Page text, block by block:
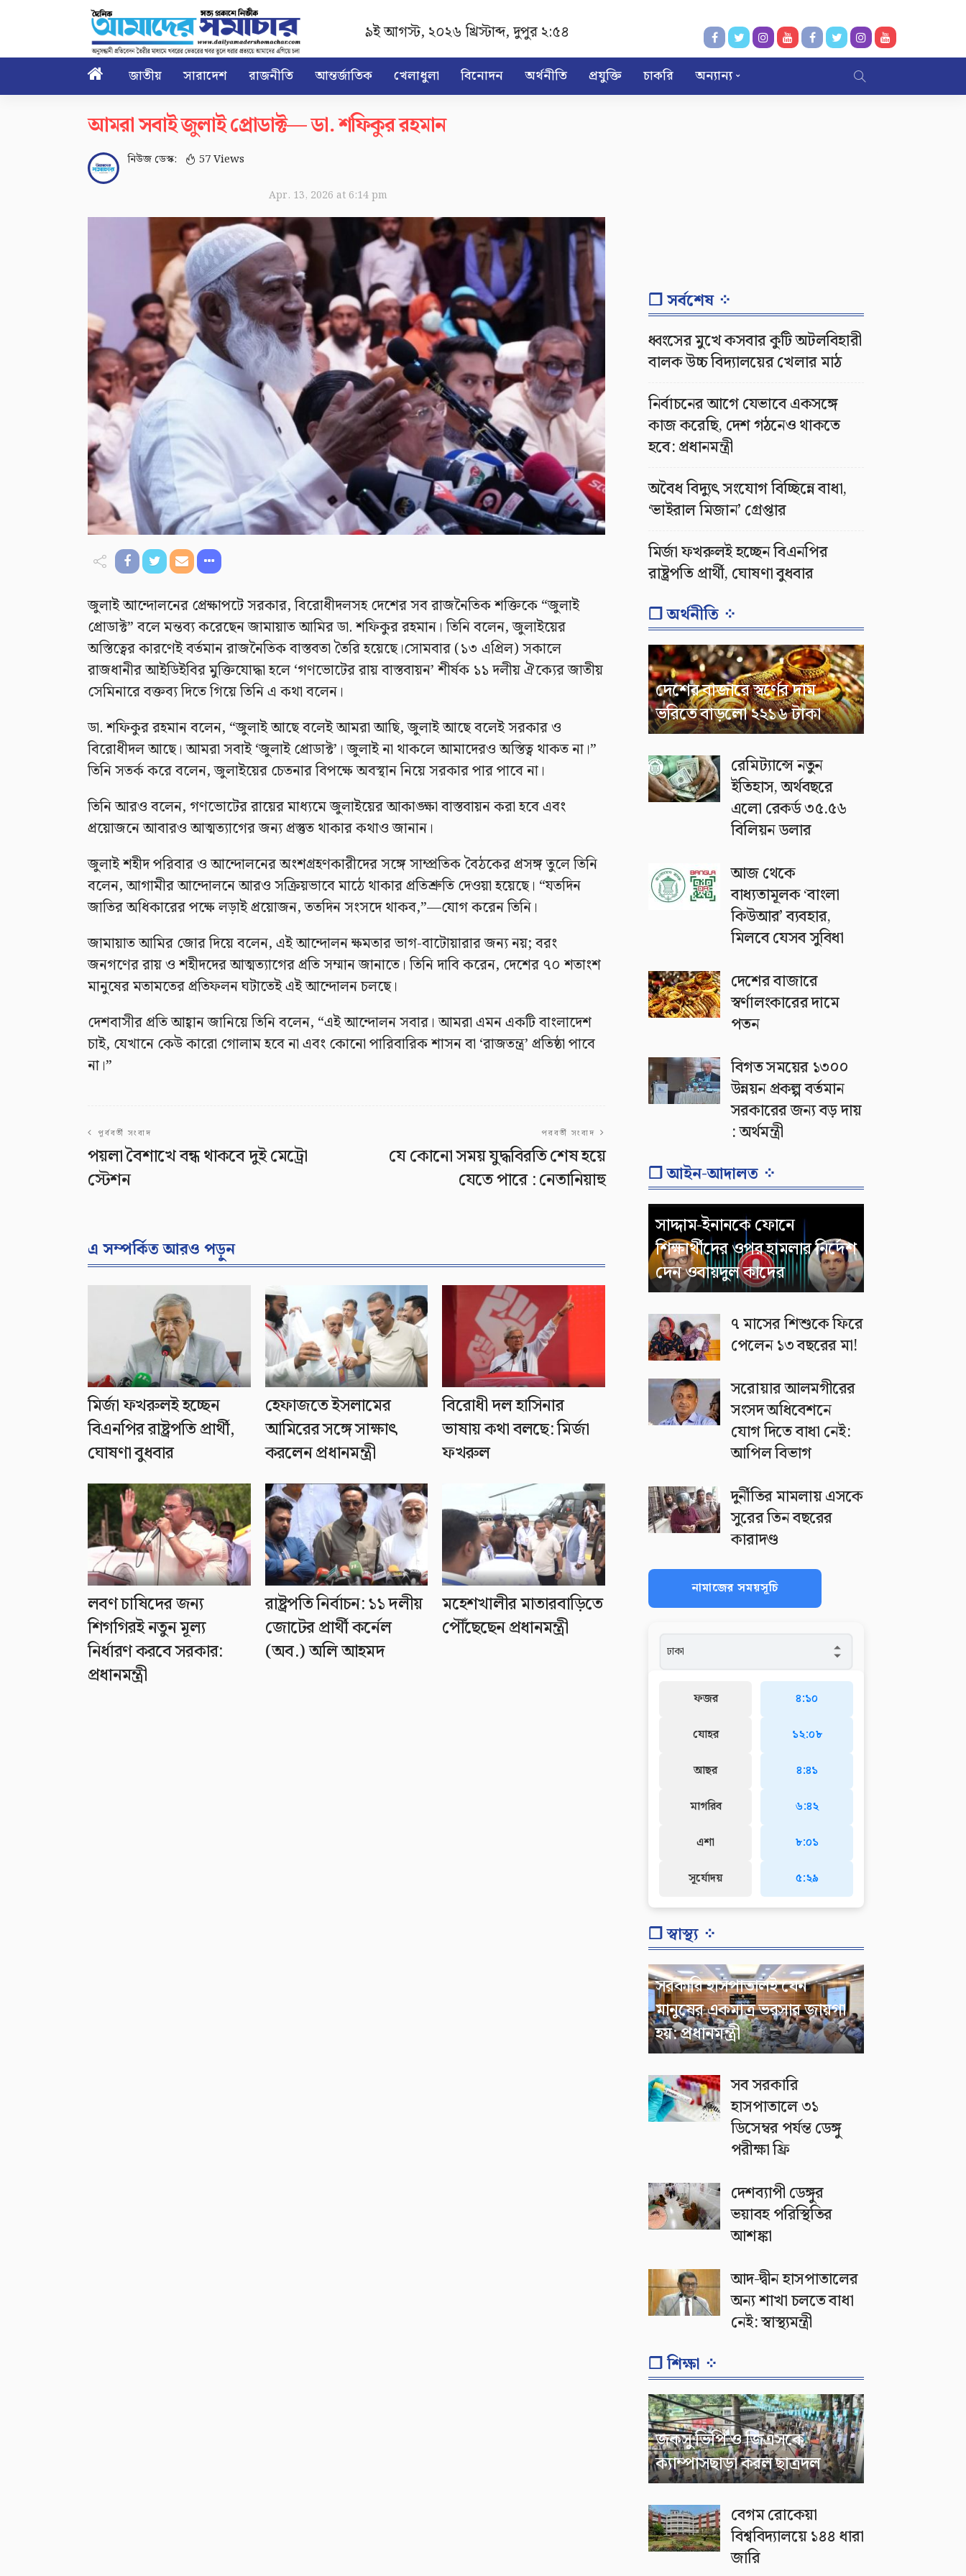
৯ই আগস্ট, ২০২৬ খ্রিস্টাব্দ,দুপুর ২:৫৪
 জাতীয় সারাদেশ রাজনীতি আন্তর্জাতিক খেলাধুলা বিনোদন অর্থনীতি প্রযুক্তি চাকরি অন্যান্য
আমরা সবাই জুলাই প্রোডাক্ট— ডা. শফিকুর রহমান
নিউজ ডেস্ক: 57 Views
Apr. 13, 2026 at 6:14 pm
জুলাই আন্দোলনের প্রেক্ষাপটে সরকার, বিরোধীদলসহ দেশের সব রাজনৈতিক শক্তিকে “জুলাই
প্রোডাক্ট” বলে মন্তব্য করেছেন জামায়াত আমির ডা. শফিকুর রহমান। তিনি বলেন, জুলাইয়ের
অস্তিত্বের কারণেই বর্তমান রাজনৈতিক বাস্তবতা তৈরি হয়েছে।সোমবার (১৩ এপ্রিল) সকালে
রাজধানীর আইডিইবির মুক্তিযোদ্ধা হলে ‘গণভোটের রায় বাস্তবায়ন’ শীর্ষক ১১ দলীয় ঐক্যের জাতীয়
সেমিনারে বক্তব্য দিতে গিয়ে তিনি এ কথা বলেন।
ডা. শফিকুর রহমান বলেন, “জুলাই আছে বলেই আমরা আছি, জুলাই আছে বলেই সরকার ও
বিরোধীদল আছে। আমরা সবাই ‘জুলাই প্রোডাক্ট’। জুলাই না থাকলে আমাদেরও অস্তিত্ব থাকত না।”
তিনি সতর্ক করে বলেন, জুলাইয়ের চেতনার বিপক্ষে অবস্থান নিয়ে সরকার পার পাবে না।
তিনি আরও বলেন, গণভোটের রায়ের মাধ্যমে জুলাইয়ের আকাঙ্ক্ষা বাস্তবায়ন করা হবে এবং
প্রয়োজনে আবারও আত্মত্যাগের জন্য প্রস্তুত থাকার কথাও জানান।
জুলাই শহীদ পরিবার ও আন্দোলনের অংশগ্রহণকারীদের সঙ্গে সাম্প্রতিক বৈঠকের প্রসঙ্গ তুলে তিনি
বলেন, আগামীর আন্দোলনে আরও সক্রিয়ভাবে মাঠে থাকার প্রতিশ্রুতি দেওয়া হয়েছে। “যতদিন
জাতির অধিকারের পক্ষে লড়াই প্রয়োজন, ততদিন সংসদে থাকব,”—যোগ করেন তিনি।
জামায়াত আমির জোর দিয়ে বলেন, এই আন্দোলন ক্ষমতার ভাগ-বাটোয়ারার জন্য নয়; বরং
জনগণের রায় ও শহীদদের আত্মত্যাগের প্রতি সম্মান জানাতে। তিনি দাবি করেন, দেশের ৭০ শতাংশ
মানুষের মতামতের প্রতিফলন ঘটাতেই এই আন্দোলন চলছে।
দেশবাসীর প্রতি আহ্বান জানিয়ে তিনি বলেন, “এই আন্দোলন সবার। আমরা এমন একটি বাংলাদেশ
চাই, যেখানে কেউ কারো গোলাম হবে না এবং কোনো পারিবারিক শাসন বা ‘রাজতন্ত্র’ প্রতিষ্ঠা পাবে
না।”
পূর্ববর্তী সংবাদ
পয়লা বৈশাখে বন্ধ থাকবে দুই মেট্রো
স্টেশন
পরবর্তী সংবাদ
যে কোনো সময় যুদ্ধবিরতি শেষ হয়ে
যেতে পারে : নেতানিয়াহু
এ সম্পর্কিত আরও পড়ুন
মির্জা ফখরুলই হচ্ছেন
বিএনপির রাষ্ট্রপতি প্রার্থী,
ঘোষণা বুধবার
হেফাজতে ইসলামের
আমিরের সঙ্গে সাক্ষাৎ
করলেন প্রধানমন্ত্রী
বিরোধী দল হাসিনার
ভাষায় কথা বলছে: মির্জা
ফখরুল
লবণ চাষিদের জন্য
শিগগিরই নতুন মূল্য
নির্ধারণ করবে সরকার:
প্রধানমন্ত্রী
রাষ্ট্রপতি নির্বাচন: ১১ দলীয়
জোটের প্রার্থী কর্নেল
(অব.) অলি আহমদ
মহেশখালীর মাতারবাড়িতে
পৌঁছেছেন প্রধানমন্ত্রী
❐ সর্বশেষ ⁘
ধ্বংসের মুখে কসবার কুটি অটলবিহারী
বালক উচ্চ বিদ্যালয়ের খেলার মাঠ
নির্বাচনের আগে যেভাবে একসঙ্গে
কাজ করেছি, দেশ গঠনেও থাকতে
হবে: প্রধানমন্ত্রী
অবৈধ বিদ্যুৎ সংযোগ বিচ্ছিন্নে বাধা,
‘ভাইরাল মিজান’ গ্রেপ্তার
মির্জা ফখরুলই হচ্ছেন বিএনপির
রাষ্ট্রপতি প্রার্থী, ঘোষণা বুধবার
❐ অর্থনীতি ⁘
দেশের বাজারে স্বর্ণের দাম
ভরিতে বাড়লো ২২১৬ টাকা
রেমিট্যান্সে নতুন
ইতিহাস, অর্থবছরে
এলো রেকর্ড ৩৫.৫৬
বিলিয়ন ডলার
আজ থেকে
বাধ্যতামূলক ‘বাংলা
কিউআর’ ব্যবহার,
মিলবে যেসব সুবিধা
দেশের বাজারে
স্বর্ণালংকারের দামে
পতন
বিগত সময়ের ১৩০০
উন্নয়ন প্রকল্প বর্তমান
সরকারের জন্য বড় দায়
: অর্থমন্ত্রী
❐ আইন-আদালত ⁘
সাদ্দাম-ইনানকে ফোনে
শিক্ষার্থীদের ওপর হামলার নির্দেশ
দেন ওবায়দুল কাদের
৭ মাসের শিশুকে ফিরে
পেলেন ১৩ বছরের মা!
সরোয়ার আলমগীরের
সংসদ অধিবেশনে
যোগ দিতে বাধা নেই:
আপিল বিভাগ
দুর্নীতির মামলায় এসকে
সুরের তিন বছরের
কারাদণ্ড
নামাজের সময়সূচি
ফজর
যোহর
আছর
মাগরিব
এশা
সূর্যোদয়
৪:১০
১২:০৮
৪:৪১
৬:৪২
৮:০১
৫:২৯
❐ স্বাস্থ্য ⁘
সরকারি হাসপাতালই যেন
মানুষের একমাত্র ভরসার জায়গা
হয়: প্রধানমন্ত্রী
সব সরকারি
হাসপাতালে ৩১
ডিসেম্বর পর্যন্ত ডেঙ্গু
পরীক্ষা ফ্রি
দেশব্যাপী ডেঙ্গুর
ভয়াবহ পরিস্থিতির
আশঙ্কা
আদ-দ্বীন হাসপাতালের
অন্য শাখা চলতে বাধা
নেই: স্বাস্থ্যমন্ত্রী
❐ শিক্ষা ⁘
জকসু ভিপি ও জিএসকে
ক্যাম্পাসছাড়া করল ছাত্রদল
বেগম রোকেয়া
বিশ্ববিদ্যালয়ে ১৪৪ ধারা
জারি